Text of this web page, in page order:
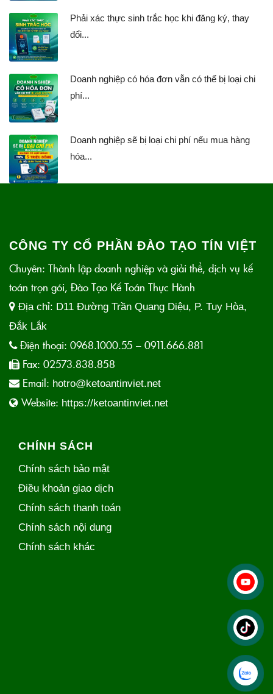
Phải xác thực sinh trắc học khi đăng ký, thay
đổi...
Doanh nghiệp có hóa đơn vẫn có thể bị loại chi
phí...
Doanh nghiệp sẽ bị loại chi phí nếu mua hàng
hóa...
CÔNG TY CỔ PHẦN ĐÀO TẠO TÍN VIỆT
Chuyên: Thành lập doanh nghiệp và giải thể, dịch vụ kế
toán trọn gói, Đào Tạo Kế Toán Thực Hành
Địa chỉ: D11 Đường Trần Quang Diệu, P. Tuy Hòa,
Đắk Lắk
Điện thoại: 0968.1000.55 – 0911.666.881
Fax: 02573.838.858
Email: hotro@ketoantinviet.net
Website: https://ketoantinviet.net
CHÍNH SÁCH
Chính sách bảo mật
Điều khoản giao dịch
Chính sách thanh toán
Chính sách nội dung
Chính sách khác